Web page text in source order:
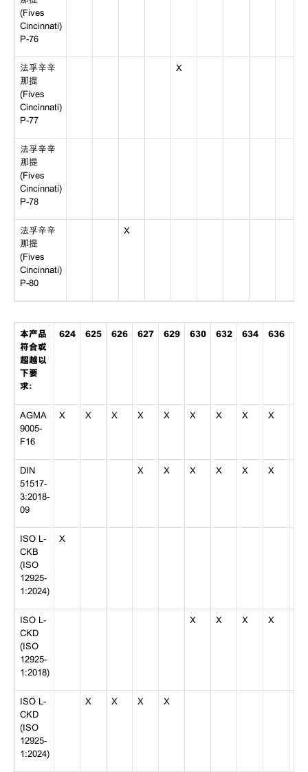
(Fives
Cincinnati)
P-76
法孚辛辛
那提
(Fives
Cincinnati)
P-77
X
法孚辛辛
那提
(Fives
Cincinnati)
P-78
法孚辛辛
那提
(Fives
Cincinnati)
P-80
X
本产品
符合或
超越以
下要
求：
624 625 626 627 629 630 632 634 636
AGMA
9005-
F16
X X X X X X X X X
DIN
51517-
3:2018-
09
X X X X X X
ISO L-
CKB
(ISO
12925-
1:2024)
X
ISO L-
CKD
(ISO
12925-
1:2018)
X X X X
ISO L-
CKD
(ISO
12925-
1:2024)
X X X X